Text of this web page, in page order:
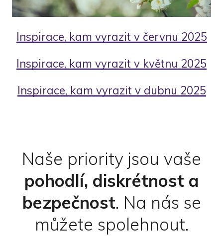
Inspirace, kam vyrazit v červnu 2025
Inspirace, kam vyrazit v květnu 2025
Inspirace, kam vyrazit v dubnu 2025
Naše priority jsou vaše
pohodlí, diskrétnost a
bezpečnost. Na nás se
můžete spolehnout.